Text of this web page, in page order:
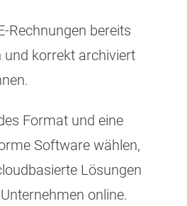
Rechnungen bereits
und korrekt archiviert
Format und eine
Software wählen,
Lösungen
online.